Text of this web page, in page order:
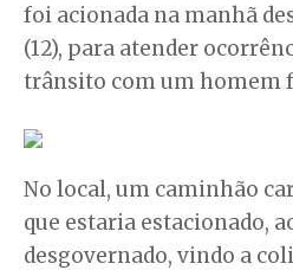
foi acionada na manhã
(12), para atender
trânsito com um homem
No local, um caminhão
que estaria estacionado,
desgovernado, vindo a